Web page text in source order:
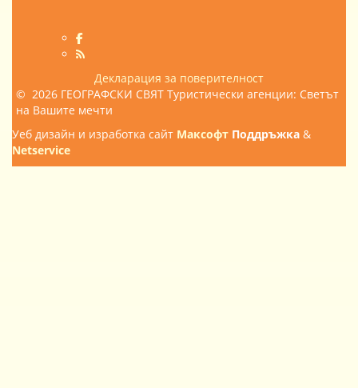
Декларация за поверителност
© 2026 ГЕОГРАФСКИ СВЯТ Туристически агенции: Светът
на Вашите мечти
Уеб дизайн и изработка сайт Максофт Поддръжка &
Netservice